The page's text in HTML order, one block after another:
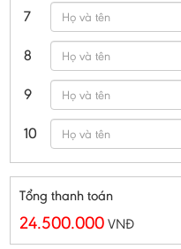
7
8
9
10
Tổng thanh toán
24.500.000 VNĐ